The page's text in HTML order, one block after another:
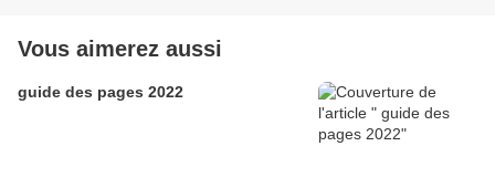
Vous aimerez aussi
guide des pages 2022